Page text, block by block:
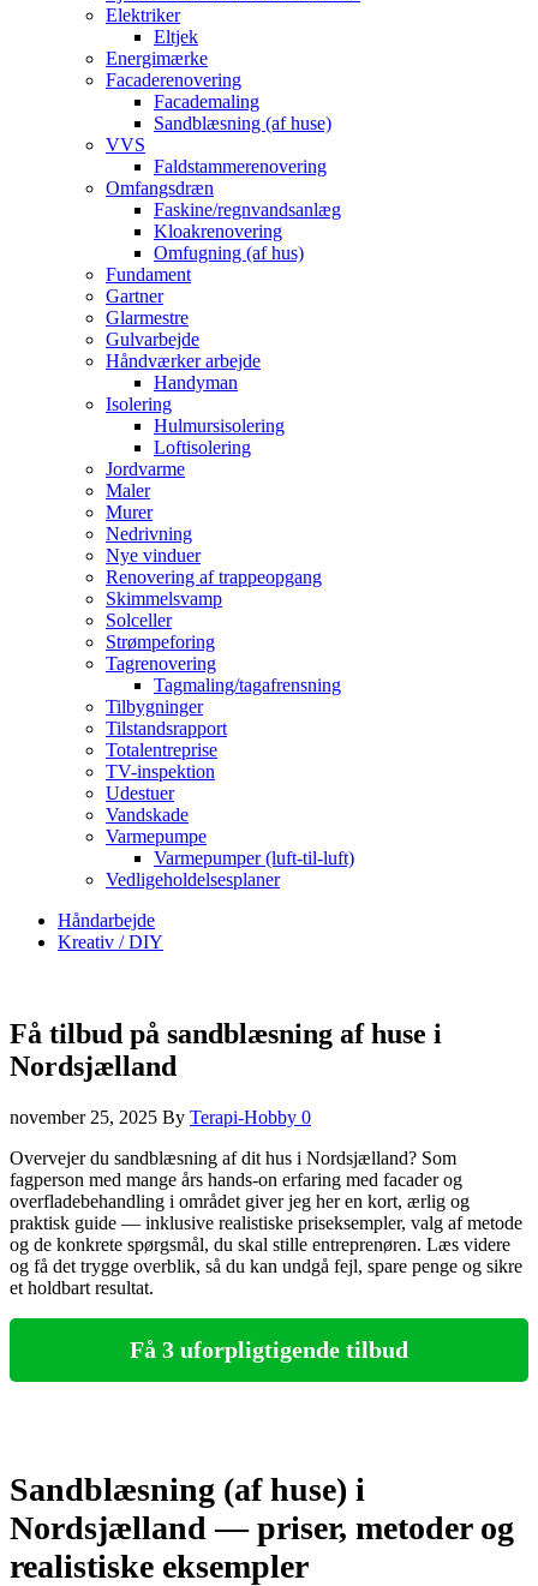
Elektriker
Eltjek
Energimærke
Facaderenovering
Facademaling
Sandblæsning (af huse)
VVS
Faldstammerenovering
Omfangsdræn
Faskine/regnvandsanlæg
Kloakrenovering
Omfugning (af hus)
Fundament
Gartner
Glarmestre
Gulvarbejde
Håndværker arbejde
Handyman
Isolering
Hulmursisolering
Loftisolering
Jordvarme
Maler
Murer
Nedrivning
Nye vinduer
Renovering af trappeopgang
Skimmelsvamp
Solceller
Strømpeforing
Tagrenovering
Tagmaling/tagafrensning
Tilbygninger
Tilstandsrapport
Totalentreprise
TV-inspektion
Udestuer
Vandskade
Varmepumpe
Varmepumper (luft-til-luft)
Vedligeholdelsesplaner
Håndarbejde
Kreativ / DIY
Få tilbud på sandblæsning af huse i
Nordsjælland
november 25, 2025 By Terapi-Hobby 0
Overvejer du sandblæsning af dit hus i Nordsjælland? Som
fagperson med mange års hands‑on erfaring med facader og
overfladebehandling i området giver jeg her en kort, ærlig og
praktisk guide — inklusive realistiske priseksempler, valg af metode
og de konkrete spørgsmål, du skal stille entreprenøren. Læs videre
og få det trygge overblik, så du kan undgå fejl, spare penge og sikre
et holdbart resultat.
Få 3 uforpligtigende tilbud
Sandblæsning (af huse) i
Nordsjælland — priser, metoder og
realistiske eksempler